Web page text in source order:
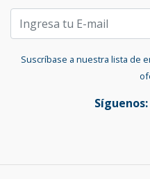
Suscríbase a nuestra lista de
Síguenos: